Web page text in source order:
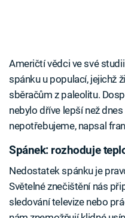
Američtí vědci ve své
spánku u populací, jejichž
sběračům z paleolitu.
nebylo dříve lepší než
nepotřebujeme, napsal
Spánek: rozhoduje
Nedostatek spánku je
Světelné znečištění nás
sledování televize nebo